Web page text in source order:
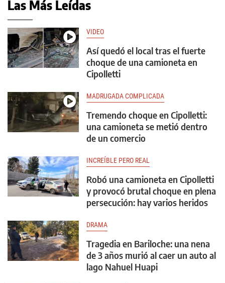
Las Más Leídas
VIDEO
Así quedó el local tras el fuerte
choque de una camioneta en
Cipolletti
MADRUGADA COMPLICADA
Tremendo choque en Cipolletti:
una camioneta se metió dentro
de un comercio
INCREÍBLE PERO REAL
Robó una camioneta en Cipolletti
y provocó brutal choque en plena
persecución: hay varios heridos
DRAMA
Tragedia en Bariloche: una nena
de 3 años murió al caer un auto al
lago Nahuel Huapi